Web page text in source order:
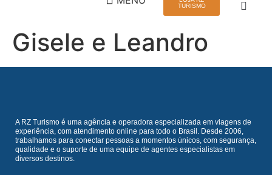
TURISMO
Gisele e Leandro
A RZ Turismo é uma agência e operadora especializada em viagens de
experiência, com atendimento online para todo o Brasil. Desde 2006,
trabalhamos para conectar pessoas a momentos únicos, com segurança,
qualidade e o suporte de uma equipe de agentes especialistas em
diversos destinos.